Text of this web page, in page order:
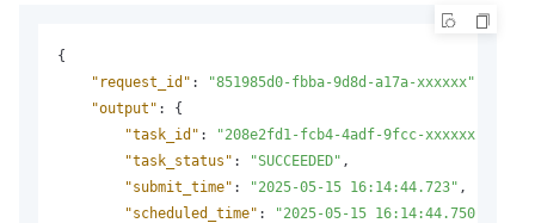
{
"request_id" : "851985d0-fbba-9d8d-a17a-xxxxxx"
"output" :
{
"task_id" : "208e2fd1-fcb4-4adf-9fcc-xxxxxx"
"task_status" : "SUCCEEDED" ,
"submit_time" : "2025-05-15 16:14:44.723" ,
"scheduled_time" : "2025-05-15 16:14:44.750"